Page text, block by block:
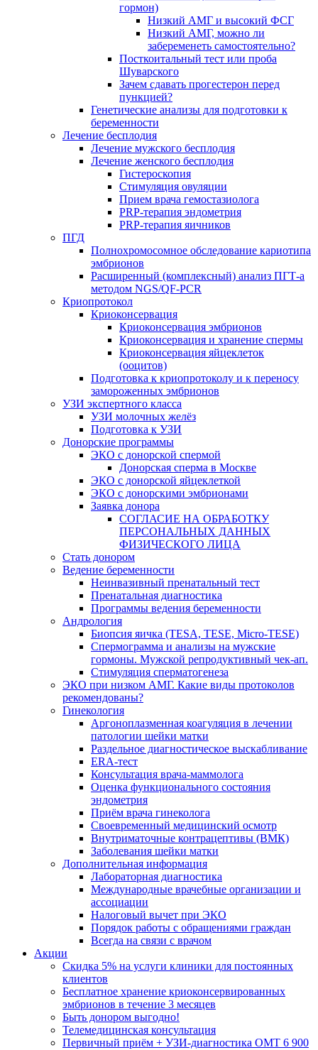
гормон)
Низкий АМГ и высокий ФСГ
Низкий АМГ, можно ли
забеременеть самостоятельно?
Посткоитальный тест или проба
Шуварского
Зачем сдавать прогестерон перед
пункцией?
Генетические анализы для подготовки к
беременности
Лечение бесплодия
Лечение мужского бесплодия
Лечение женского бесплодия
Гистероскопия
Стимуляция овуляции
Прием врача гемостазиолога
PRP-терапия эндометрия
PRP-терапия яичников
ПГД
Полнохромосомное обследование кариотипа
эмбрионов
Расширенный (комплексный) анализ ПГТ-а
методом NGS/QF-PCR
Криопротокол
Криоконсервация
Криоконсервация эмбрионов
Криоконсервация и хранение спермы
Криоконсервация яйцеклеток
(ооцитов)
Подготовка к криопротоколу и к переносу
замороженных эмбрионов
УЗИ экспертного класса
УЗИ молочных желёз
Подготовка к УЗИ
Донорские программы
ЭКО с донорской спермой
Донорская сперма в Москве
ЭКО с донорской яйцеклеткой
ЭКО с донорскими эмбрионами
Заявка донора
СОГЛАСИЕ НА ОБРАБОТКУ
ПЕРСОНАЛЬНЫХ ДАННЫХ
ФИЗИЧЕСКОГО ЛИЦА
Стать донором
Ведение беременности
Неинвазивный пренатальный тест
Пренатальная диагностика
Программы ведения беременности
Андрология
Биопсия яичка (TESA, TESE, Micro-TESE)
Спермограмма и анализы на мужские
гормоны. Мужской репродуктивный чек-ап.
Стимуляция сперматогенеза
ЭКО при низком АМГ. Какие виды протоколов
рекомендованы?
Гинекология
Аргоноплазменная коагуляция в лечении
патологии шейки матки
Раздельное диагностическое выскабливание
ERA-тест
Консультация врача-маммолога
Оценка функционального состояния
эндометрия
Приём врача гинеколога
Своевременный медицинский осмотр
Внутриматочные контрацептивы (ВМК)
Заболевания шейки матки
Дополнительная информация
Лабораторная диагностика
Международные врачебные организации и
ассоциации
Налоговый вычет при ЭКО
Порядок работы с обращениями граждан
Всегда на связи с врачом
Акции
Скидка 5% на услуги клиники для постоянных
клиентов
Бесплатное хранение криоконсервированных
эмбрионов в течение 3 месяцев
Быть донором выгодно!
Телемедицинская консультация
Первичный приём + УЗИ-диагностика ОМТ 6 900